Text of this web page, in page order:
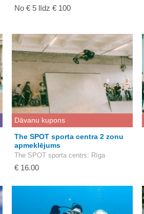
No € 5 līdz € 100
Dāvanu kupons
The SPOT sporta centra 2 zonu
apmeklējums
The SPOT sporta centrs: Rīga
€ 16.00